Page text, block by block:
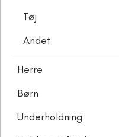
Tøj
Andet
Herre
Børn
Underholdning